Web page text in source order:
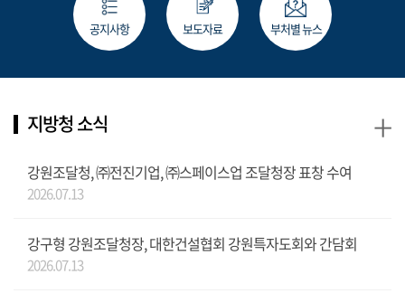
공지사항 보도자료 부처별 뉴스
지방청 소식
강원조달청, ㈜전진기업, ㈜스페이스업 조달청장 표창 수여
2026.07.13
강구형 강원조달청장, 대한건설협회 강원특자도회와 간담회
2026.07.13
+